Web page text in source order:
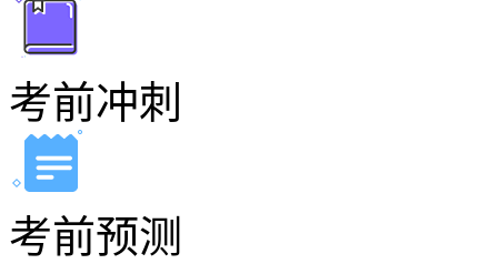
考前冲刺
考前预测